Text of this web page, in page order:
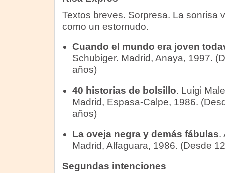
Textos breves. Sorpresa. La sonrisa
como un estornudo.
Cuando el mundo era joven
Schubiger. Madrid, Anaya, 1997.
años)
40 historias de bolsillo. Luigi
Madrid, Espasa-Calpe, 1986.
años)
La oveja negra y demás fábulas.
Madrid, Alfaguara, 1986. (Desde
Segundas intenciones